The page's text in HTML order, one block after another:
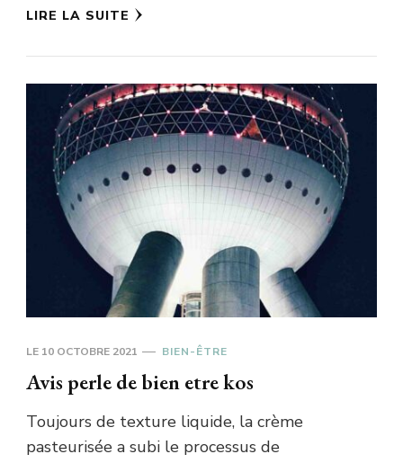
LIRE LA SUITE
LE 10 OCTOBRE 2021 BIEN-ÊTRE
Avis perle de bien etre kos
Toujours de texture liquide, la crème
pasteurisée a subi le processus de